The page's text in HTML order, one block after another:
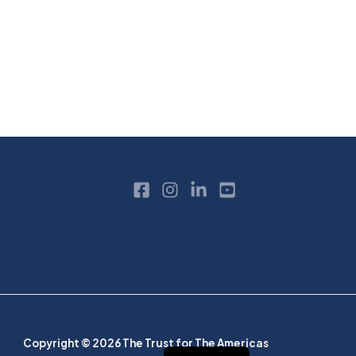
Copyright © 2026 The Trust for The Americas